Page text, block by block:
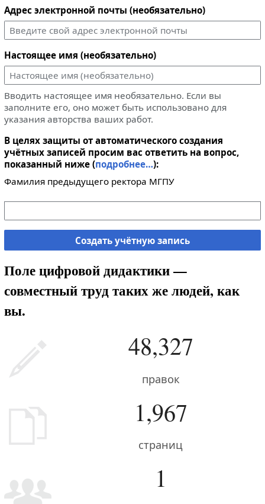
Адрес электронной почты (необязательно)
Настоящее имя (необязательно)
Вводить настоящее имя необязательно. Если вы
заполните его, оно может быть использовано для
указания авторства ваших работ.
В целях защиты от автоматического создания
учётных записей просим вас ответить на вопрос,
показанный ниже (подробнее…):
Фамилия предыдущего ректора МГПУ
Создать учётную запись
Поле цифровой дидактики —
совместный труд таких же людей, как
вы.
48,327
правок
1,967
страниц
1